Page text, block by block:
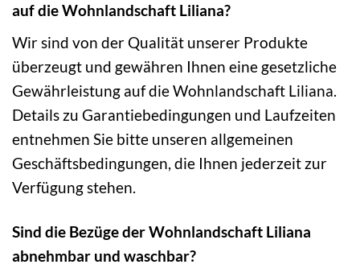
auf die Wohnlandschaft Liliana?
Wir sind von der Qualität unserer Produkte
überzeugt und gewähren Ihnen eine gesetzliche
Gewährleistung auf die Wohnlandschaft Liliana.
Details zu Garantiebedingungen und Laufzeiten
entnehmen Sie bitte unseren allgemeinen
Geschäftsbedingungen, die Ihnen jederzeit zur
Verfügung stehen.
Sind die Bezüge der Wohnlandschaft Liliana
abnehmbar und waschbar?